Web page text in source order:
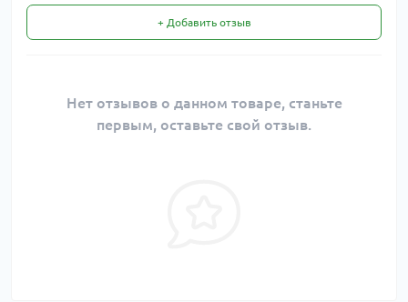
+ Добавить отзыв
Нет отзывов о данном товаре, станьте
первым, оставьте свой отзыв.